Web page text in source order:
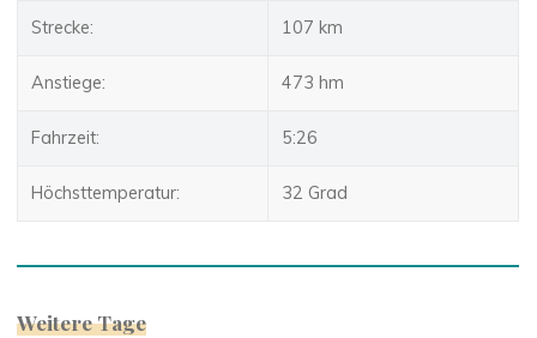
Strecke: 107 km
Anstiege: 473 hm
Fahrzeit: 5:26
Höchsttemperatur: 32 Grad
Weitere Tage